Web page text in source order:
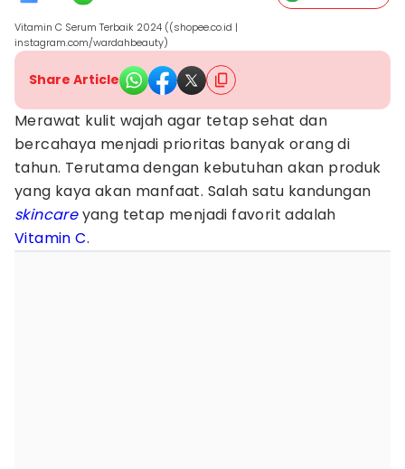
Vitamin C Serum Terbaik 2024 ((shopee.co.id |
instagram.com/wardahbeauty)
Share Article
Merawat kulit wajah agar tetap sehat dan
bercahaya menjadi prioritas banyak orang di
tahun. Terutama dengan kebutuhan akan produk
yang kaya akan manfaat. Salah satu kandungan
skincareyang tetap menjadi favorit adalah
Vitamin C.